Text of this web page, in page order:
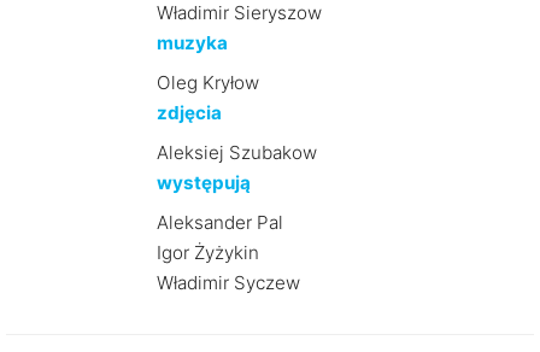
Władimir Sieryszow
muzyka
Oleg Kryłow
zdjęcia
Aleksiej Szubakow
występują
Aleksander Pal
Igor Żyżykin
Władimir Syczew